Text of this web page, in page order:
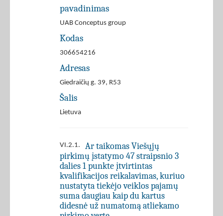
pavadinimas
UAB Conceptus group
Kodas
306654216
Adresas
Giedraičių g. 39, R53
Šalis
Lietuva
VI.2.1.
Ar taikomas Viešųjų
pirkimų įstatymo 47 straipsnio 3
dalies 1 punkte įtvirtintas
kvalifikacijos reikalavimas, kuriuo
nustatyta tiekėjo veiklos pajamų
suma daugiau kaip du kartus
didesnė už numatomą atliekamo